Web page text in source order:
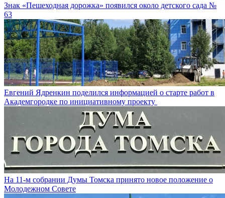
Знак «Пешеходная дорожка» появился около детского сада №
63
Евгений Ядренкин поделился информацией о старте работ в
Академгородке по инициативному проекту
На 11-м собрании Думы Томска принято новое положение о
Молодежном Совете